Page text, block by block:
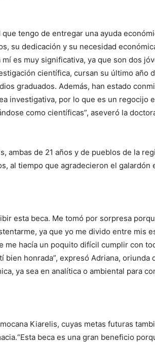
tengo de entregar una ayuda
su dedicación y su necesidad
es muy significativa, ya que son dos
científica, cursan su último año
graduados. Además, han estado
investigativa, por lo que es un regocijo
como científicas”, aseveró la
ambas de 21 años y de pueblos de la
al tiempo que agradecieron el galardón
esta beca. Me tomó por sorpresa
ya que yo me divido entre mis
me hacía un poquito difícil cumplir con
bien honrada”, expresó Adriana, oriunda
ya sea en analítica o ambiental para
Kiarelis, cuyas metas futuras
beca es una gran beneficio